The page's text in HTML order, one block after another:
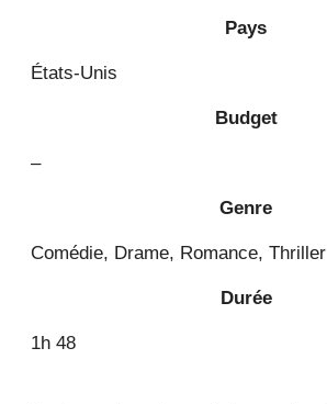
Pays
États-Unis
Budget
–
Genre
Comédie, Drame, Romance, Thriller
Durée
1h 48